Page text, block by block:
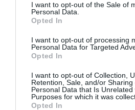
I want to opt-out of the Sale of
Personal Data.
Opted In
I want to opt-out of processing
Personal Data for Targeted
Opted In
I want to opt-out of Collection,
Retention, Sale, and/or Sharing
Personal Data that Is Unrelated
Purposes for which it was
Opted In
Γιατί δεν παρακολουθεί
Χριστούγεννα και ποια
της ταινία